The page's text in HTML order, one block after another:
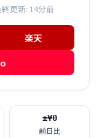
更新: 14分前
楽天
±¥0
前日比